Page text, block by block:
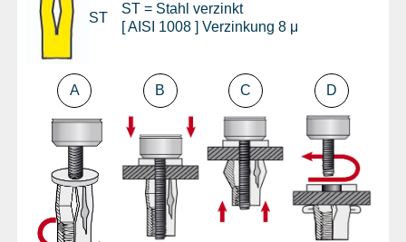
ST
ST = Stahl verzinkt
[ AISI 1008 ] Verzinkung 8 μ
A B C D